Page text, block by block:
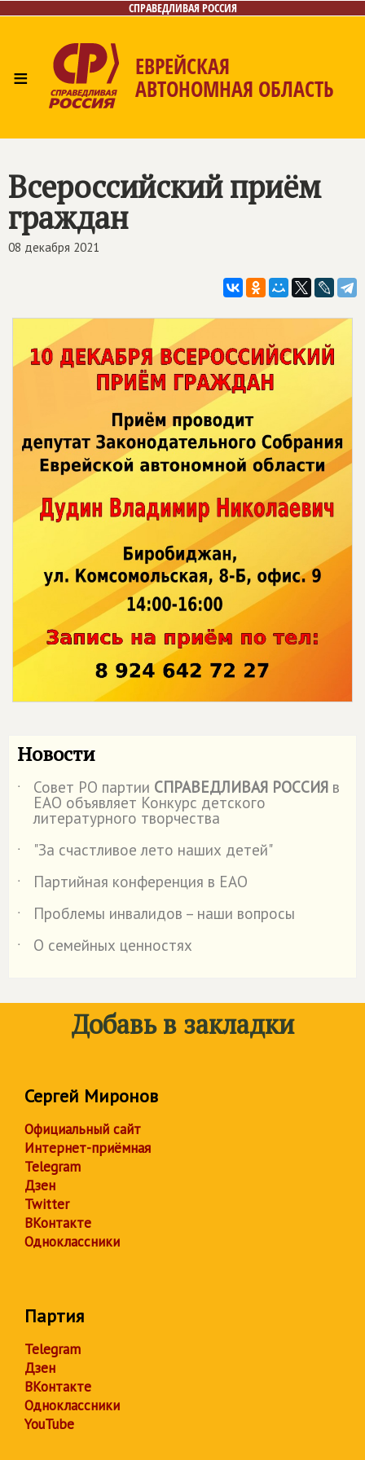
СПРАВЕДЛИВАЯ РОССИЯ
≡ ЕВРЕЙСКАЯ
АВТОНОМНАЯ ОБЛАСТЬ
Контакты
Всероссийский приём
граждан
08 декабря 2021
Новости
˙ Совет РО партии СПРАВЕДЛИВАЯ РОССИЯ в
ЕАО объявляет Конкурс детского
литературного творчества
˙
"За счастливое лето наших детей"
˙
Партийная конференция в ЕАО
˙
Проблемы инвалидов – наши вопросы
˙
О семейных ценностях
Добавь в закладки
Сергей Миронов
Официальный сайт
Интернет-приёмная
Telegram
Дзен
Twitter
ВКонтакте
Одноклассники
Партия
Telegram
Дзен
ВКонтакте
Одноклассники
YouTube